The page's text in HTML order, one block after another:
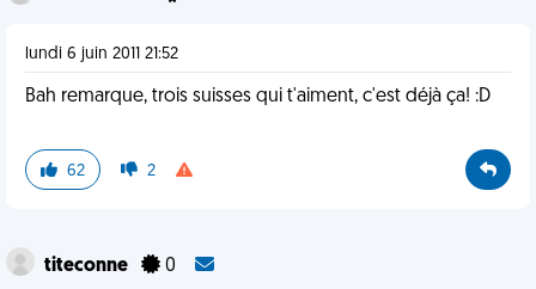
lundi 6 juin 2011 21:52
Bah remarque, trois suisses qui t'aiment, c'est déjà ça! :D
62 2
titeconne 0